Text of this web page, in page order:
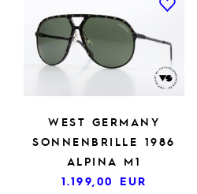
WEST GERMANY
SONNENBRILLE 1986
ALPINA M1
1.199,00 EUR